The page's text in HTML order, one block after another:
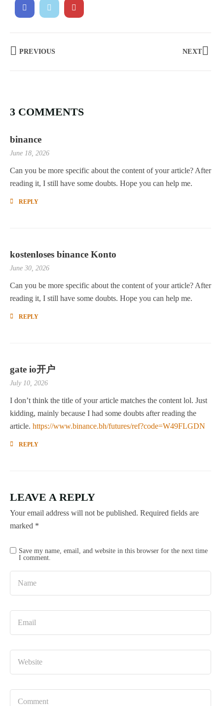
PREVIOUS NEXT
3 COMMENTS
binance
June 18, 2026
Can you be more specific about the content of your article? After
reading it, I still have some doubts. Hope you can help me.
REPLY
kostenloses binance Konto
June 30, 2026
Can you be more specific about the content of your article? After
reading it, I still have some doubts. Hope you can help me.
REPLY
gate io开户
July 10, 2026
I don’t think the title of your article matches the content lol. Just
kidding, mainly because I had some doubts after reading the
article. https://www.binance.bh/futures/ref?code=W49FLGDN
REPLY
LEAVE A REPLY
Your email address will not be published. Required fields are
marked *
Save my name, email, and website in this browser for the next time
I comment.